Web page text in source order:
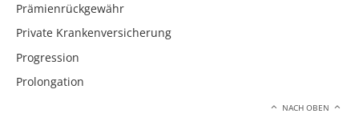
Prämienrückgewähr
Private Krankenversicherung
Progression
Prolongation
NACH OBEN